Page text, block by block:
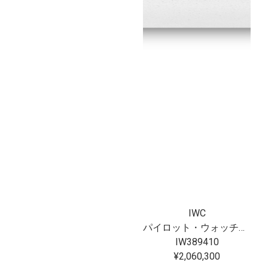
IWC
パイロット・ウォッチ・クロノグラフ 41 “プティ・プランス”
IW389410
¥2,060,300